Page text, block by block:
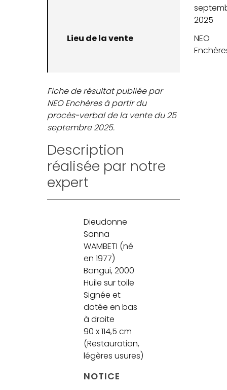
2025
Lieu de la vente
NEO
Fiche de résultat publiée par
NEO Enchères à partir du
procès-verbal de la vente du 25
septembre 2025.
Description
réalisée par notre
expert
Dieudonne
Sanna
WAMBETI (né
en 1977)
Bangui, 2000
Huile sur toile
Signée et
datée en bas
à droite
90 x 114,5 cm
(Restauration,
légères usures)
NOTICE